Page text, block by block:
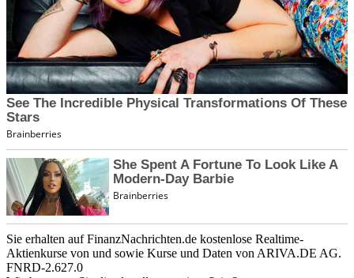
Sie erhalten auf FinanzNachrichten.de kostenlose Realtime-
Aktienkurse von und sowie Kurse und Daten von ARIVA.DE AG.
FNRD-2.627.0